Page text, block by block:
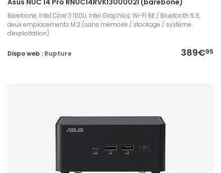
Asus NUC 14 Pro RNUC14RVKI300002I (barebone)
Barebone, Intel Core 3 100U, Intel Graphics, Wi-FI 6E / Bluetooth 5.3,
deux emplacements M.2 (sans mémoire / stockage / système
d'exploitation)
389€95
Dispo web : Rupture